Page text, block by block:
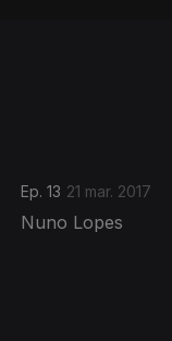
Ep. 13 21 mar. 2017
Nuno Lopes